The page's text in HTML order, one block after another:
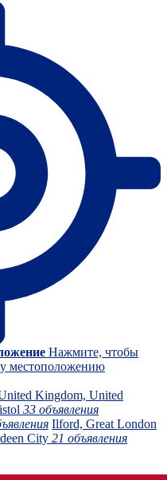
Нажмите, чтобы
местоположению
Kingdom, United
33 объявления
Ilford, Great London
City 21 объявления